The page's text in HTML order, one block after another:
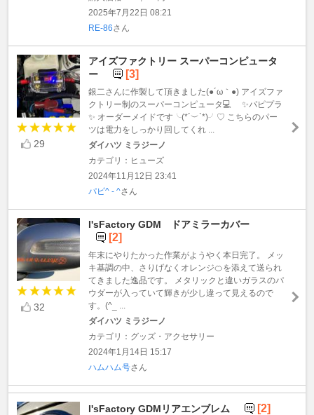
2025年7月22日 08:21
RE-86さん
29
アイズファクトリー スーパーコンピュータ
ー
[3]
銀二さんに作製して頂きました(●´ω｀●) アイズファ
クトリー制のスーパーコンピュータ💻 ✨パピプラ
✨ オーダーメイドです╰(*´︶`*)╯♡ こちらのパー
ツは電力をしっかり回してくれ ...
ダイハツ ミラジーノ
カテゴリ：ヒューズ
2024年11月12日 23:41
パピ^ - ^さん
32
I'sFactory GDM ドアミラーカバー
[2]
年末にやりたかった作業がようやく本日完了。 メッ
キ基調の中、さりげなくオレンジ🍊を添えて送られ
てきました逸品です。 メタリックと違いガラスのパ
ウダーが入っていて輝きが少し違って見えるので
す。(^_ ...
ダイハツ ミラジーノ
カテゴリ：グッズ・アクセサリー
2024年1月14日 15:17
ハムハム号さん
I'sFactory GDMリアエンブレム [2]